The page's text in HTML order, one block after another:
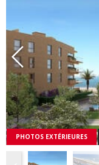
PHOTOS EXTÉRIEURES